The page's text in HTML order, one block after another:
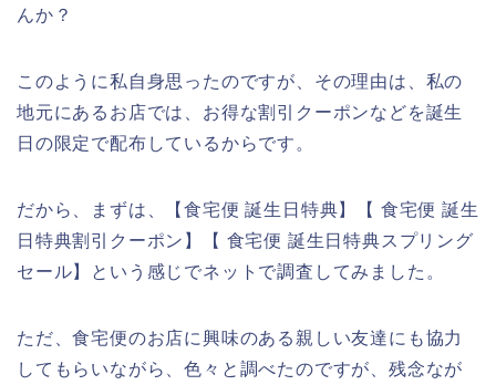
んか？
このように私自身思ったのですが、その理由は、私の
地元にあるお店では、お得な割引クーポンなどを誕生
日の限定で配布しているからです。
だから、まずは、【食宅便 誕生日特典】【 食宅便 誕生
日特典割引クーポン】【 食宅便 誕生日特典スプリング
セール】という感じでネットで調査してみました。
ただ、食宅便のお店に興味のある親しい友達にも協力
してもらいながら、色々と調べたのですが、残念なが